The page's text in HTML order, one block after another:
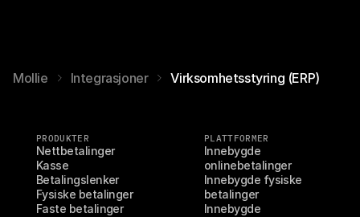
Mollie Integrasjoner Virksomhetsstyring (ERP)
PRODUKTER
Nettbetalinger
Kasse
Betalingslenker
Fysiske betalinger
Faste betalinger
PLATTFORMER
Innebygde
onlinebetalinger
Innebygde fysiske
betalinger
Innebygde